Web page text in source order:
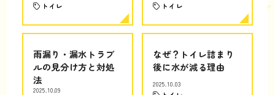
トイレ トイレ
雨漏り・漏水トラブ
ルの見分け方と対処
法
2025.10.09
なぜ？トイレ詰まり
後に水が減る理由
2025.10.03